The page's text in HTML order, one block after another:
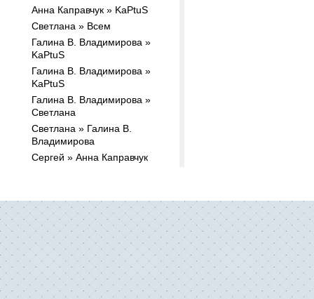
Анна Каправчук » KaPtuS
Светлана » Всем
Галина В. Владимирова »
KaPtuS
Галина В. Владимирова »
KaPtuS
Галина В. Владимирова »
Светлана
Светлана » Галина В.
Владимирова
Сергей » Анна Каправчук